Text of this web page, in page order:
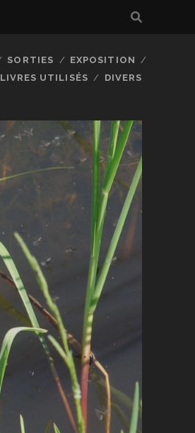
SORTIES
EXPOSITION
LIVRES UTILISÉS DIVERS